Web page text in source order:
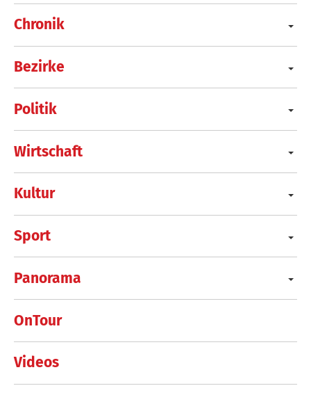
Chronik
Bezirke
Politik
Wirtschaft
Kultur
Sport
Panorama
OnTour
Videos